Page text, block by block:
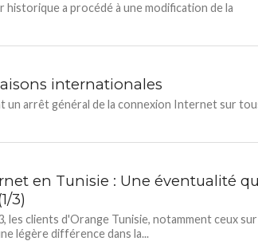
historique a procédé à une modification de la
internationales
un arrêt général de la connexion Internet sur
en Tunisie : Une éventualité
3)
les clients d'Orange Tunisie, notamment ceux sur
légère différence dans la...